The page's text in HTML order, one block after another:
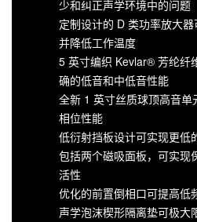
少和纠正声学环境中的问题
定制设计的 D 类功率放大
并降低工作温度
5 英寸编织 Kevlar® 芳纶纤
确的低音和中低音性能
全新 1 英寸丝质球顶高音
相位性能
低衍射挡板设计可实现更低
包括两个磁吸面板，可实现
活性
优化的前置倒相口可提高低
声学泡沫楔形隔离垫可极大